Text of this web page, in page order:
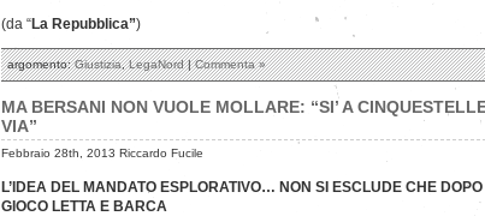
(da “La Repubblica”)
argomento:Giustizia,LegaNord|Commenta »
MA BERSANI NON VUOLE MOLLARE: “SI’ A
VIA”
Febbraio 28th, 2013 Riccardo Fucile
L’IDEA DEL MANDATO ESPLORATIVO… NON SI ESCLUDE CHE
GIOCO LETTA E BARCA